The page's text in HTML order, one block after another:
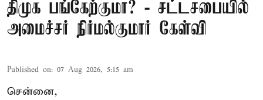
திமுக பங்கேற்குமா? - சட்டசபையில்
அமைச்சர் நிர்மல்குமார் கேள்வி
Published on: 07 Aug 2026, 5:15 am
சென்னை,